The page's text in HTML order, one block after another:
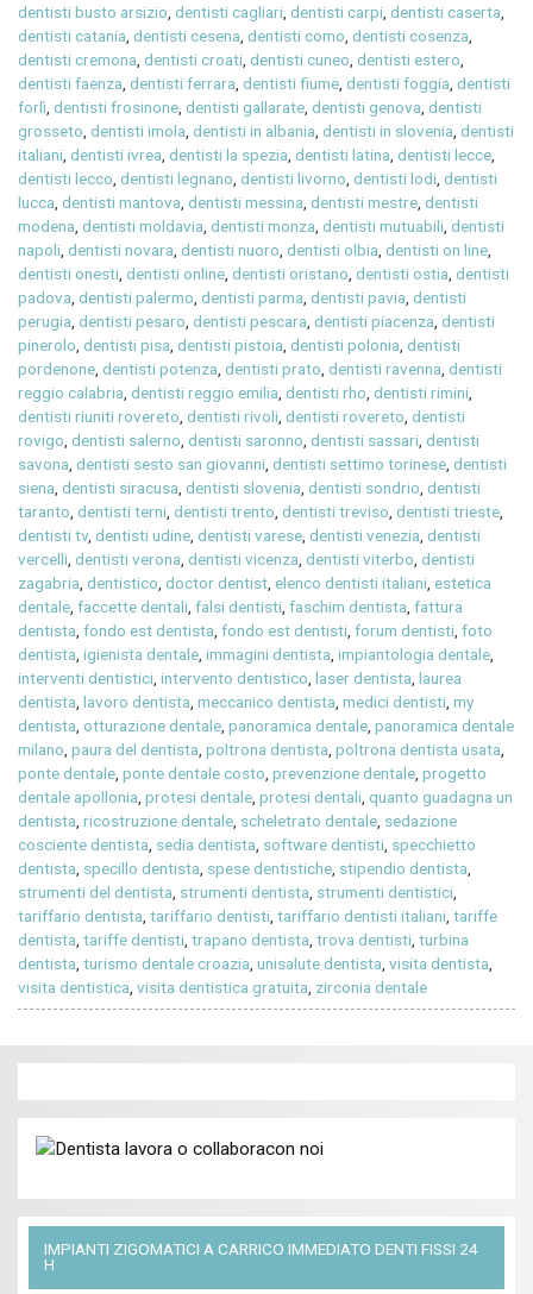
dentisti busto arsizio,dentisti cagliari,dentisti carpi,dentisti caserta,
dentisti catania,dentisti cesena,dentisti como,dentisti cosenza,
dentisti cremona,dentisti croati,dentisti cuneo,dentisti estero,
dentisti faenza,dentisti ferrara,dentisti fiume,dentisti foggia,dentisti
forlì,dentisti frosinone,dentisti gallarate,dentisti genova,dentisti
grosseto,dentisti imola,dentisti in albania,dentisti in slovenia,dentisti
italiani,dentisti ivrea,dentisti la spezia,dentisti latina,dentisti lecce,
dentisti lecco,dentisti legnano,dentisti livorno,dentisti lodi,dentisti
lucca,dentisti mantova,dentisti messina,dentisti mestre,dentisti
modena,dentisti moldavia,dentisti monza,dentisti mutuabili,dentisti
napoli,dentisti novara,dentisti nuoro,dentisti olbia,dentisti on line,
dentisti onesti,dentisti online,dentisti oristano,dentisti ostia,dentisti
padova,dentisti palermo,dentisti parma,dentisti pavia,dentisti
perugia,dentisti pesaro,dentisti pescara,dentisti piacenza,dentisti
pinerolo,dentisti pisa,dentisti pistoia,dentisti polonia,dentisti
pordenone,dentisti potenza,dentisti prato,dentisti ravenna,dentisti
reggio calabria,dentisti reggio emilia,dentisti rho,dentisti rimini,
dentisti riuniti rovereto,dentisti rivoli,dentisti rovereto,dentisti
rovigo,dentisti salerno,dentisti saronno,dentisti sassari,dentisti
savona,dentisti sesto san giovanni,dentisti settimo torinese,dentisti
siena,dentisti siracusa,dentisti slovenia,dentisti sondrio,dentisti
taranto,dentisti terni,dentisti trento,dentisti treviso,dentisti trieste,
dentisti tv,dentisti udine,dentisti varese,dentisti venezia,dentisti
vercelli,dentisti verona,dentisti vicenza,dentisti viterbo,dentisti
zagabria,dentistico,doctor dentist,elenco dentisti italiani,estetica
dentale,faccette dentali,falsi dentisti,faschim dentista,fattura
dentista,fondo est dentista,fondo est dentisti,forum dentisti,foto
dentista,igienista dentale,immagini dentista,impiantologia dentale,
interventi dentistici,intervento dentistico,laser dentista,laurea
dentista,lavoro dentista,meccanico dentista,medici dentisti,my
dentista,otturazione dentale,panoramica dentale,panoramica dentale
milano,paura del dentista,poltrona dentista,poltrona dentista usata,
ponte dentale,ponte dentale costo,prevenzione dentale,progetto
dentale apollonia,protesi dentale,protesi dentali,quanto guadagna un
dentista,ricostruzione dentale, scheletrato dentale, sedazione
cosciente dentista, sedia dentista, software dentisti, specchietto
dentista, specillo dentista, spese dentistiche, stipendio dentista,
strumenti del dentista, strumenti dentista, strumenti dentistici,
tariffario dentista,tariffario dentisti,tariffario dentisti italiani,tariffe
dentista,tariffe dentisti,trapano dentista,trova dentisti,turbina
dentista,turismo dentale croazia,unisalute dentista,visita dentista,
visita dentistica,visita dentistica gratuita, zirconia dentale
IMPIANTI ZIGOMATICI A CARRICO IMMEDIATO DENTI FISSI 24
H